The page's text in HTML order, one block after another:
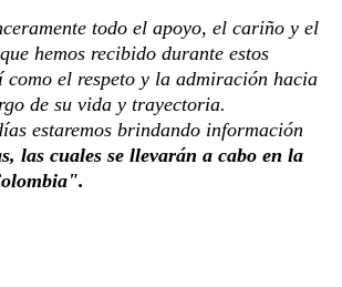
todo el apoyo, el cariño y el
hemos recibido durante estos
como el respeto y la admiración hacia
de su vida y trayectoria.
estaremos brindando información
las cuales se llevarán a cabo en la